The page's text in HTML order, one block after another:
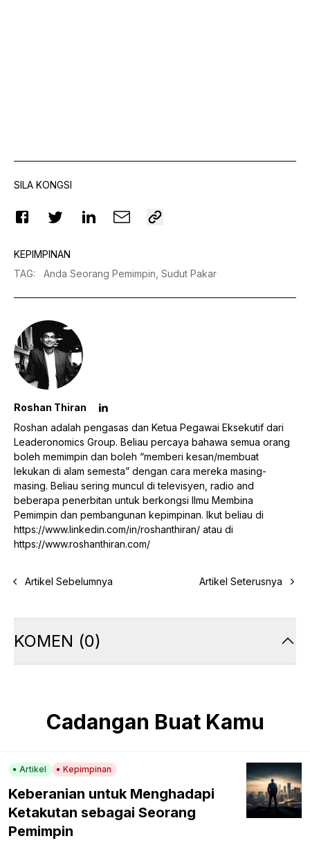
SILA KONGSI
KEPIMPINAN
TAG: Anda Seorang Pemimpin, Sudut Pakar
Roshan Thiran
Roshan adalah pengasas dan Ketua Pegawai Eksekutif dari
Leaderonomics Group. Beliau percaya bahawa semua orang
boleh memimpin dan boleh “memberi kesan/membuat
lekukan di alam semesta” dengan cara mereka masing-
masing. Beliau sering muncul di televisyen, radio and
beberapa penerbitan untuk berkongsi Ilmu Membina
Pemimpin dan pembangunan kepimpinan. Ikut beliau di
https://www.linkedin.com/in/roshanthiran/ atau di
https://www.roshanthiran.com/
Artikel Sebelumnya Artikel Seterusnya
KOMEN (0)
Cadangan Buat Kamu
Artikel Kepimpinan
Keberanian untuk Menghadapi
Ketakutan sebagai Seorang
Pemimpin